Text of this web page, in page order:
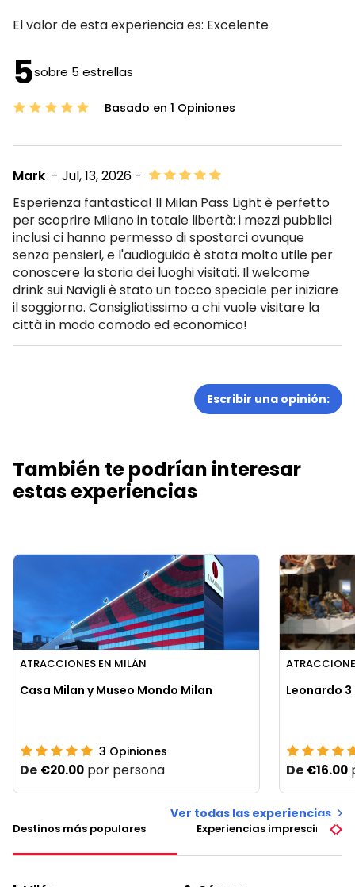
El valor de esta experiencia es: Excelente
5sobre 5 estrellas
Basado en 1 Opiniones
- Jul, 13, 2026 -
Mark
Esperienza fantastica! Il Milan Pass Light è perfetto
per scoprire Milano in totale libertà: i mezzi pubblici
inclusi ci hanno permesso di spostarci ovunque
senza pensieri, e l'audioguida è stata molto utile per
conoscere la storia dei luoghi visitati. Il welcome
drink sui Navigli è stato un tocco speciale per iniziare
il soggiorno. Consigliatissimo a chi vuole visitare la
città in modo comodo ed economico!
Escribir una opinión:
También te podrían interesar
estas experiencias
ATRACCIONES EN MILÁN
Casa Milan y Museo Mondo Milan
3 Opiniones
De €20.00 por persona
Leonardo 3
De €16.00
Ver todas las experiencias
Destinos más populares Experiencias imprescindibles